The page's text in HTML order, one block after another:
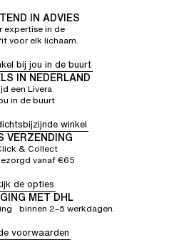
IN ADVIES
expertise in de
voor elk lichaam.
bij jou in de buurt
IN NEDERLAND
een Livera
in de buurt
winkel
VERZENDING
& Collect
vanaf €65
de opties
MET DHL
binnen 2–5 werkdagen.
voorwaarden